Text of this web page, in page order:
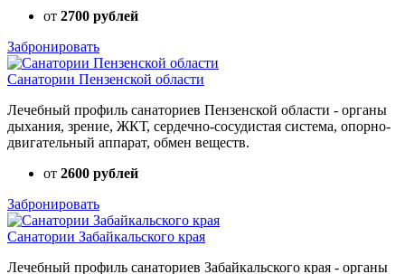
от 2700 рублей
Забронировать
Санатории Пензенской области
Лечебный профиль санаториев Пензенской области - органы
дыхания, зрение, ЖКТ, сердечно-сосудистая система, опорно-
двигательный аппарат, обмен веществ.
от 2600 рублей
Забронировать
Санатории Забайкальского края
Лечебный профиль санаториев Забайкальского края - органы